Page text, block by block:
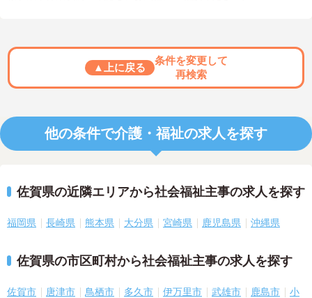
▲上に戻る
条件を変更して
再検索
他の条件で介護・福祉の求人を探す
佐賀県の近隣エリアから社会福祉主事の求人を探す
福岡県 長崎県 熊本県 大分県 宮崎県 鹿児島県 沖縄県
佐賀県の市区町村から社会福祉主事の求人を探す
佐賀市 唐津市 鳥栖市 多久市 伊万里市 武雄市 鹿島市
小